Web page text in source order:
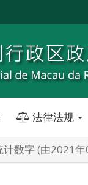
法律法规
数字 (由2021